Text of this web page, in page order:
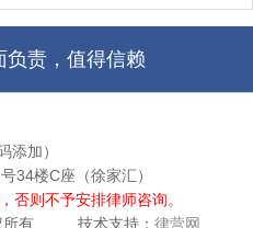
负责，值得信赖
添加）
34楼C座（徐家汇）
否则不予安排律师咨询。
所有
技术支持： 律营网